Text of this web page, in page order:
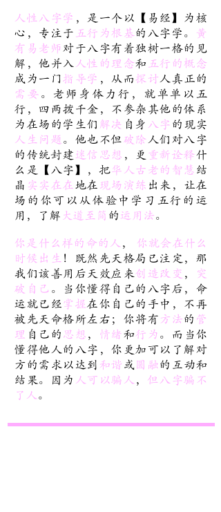
人性八字学 ，是一个以【易经】为核
心，专注于 五行为根基的八字学。 黃
有易老师对于八字有着独树一格的见
解，他并入人性的理念和 五行的概念
成为一门指导学 ，从而探讨人真正的
需要。老师身体力行，就单单以五
行，四两拨千金，不参杂其他的体系
为在场的学生们 解决 自身 八字的现实
人生问题。他也不但破除人们对八字
的传统封建迷信思想 ，更 重新诠释什
么是【八字】，把华人古老的智慧结
晶 实实在在地在现场演练 出来，让在
场的你可以从体验中学习五行的运
用，了解 大道至简 的运用法。
你是什么样的命的人，
你就会在什么
时候出生！既然先天格局已注定，那
我们该善用后天效应来创造改变 ，
突
破自己。当你懂得自己的八字后，命
运就已经掌握在你自己的手中，不再
被先天命格所左右；你将有方法的 管
理 自己的思想， 情绪和行为。而当你
懂得他人的八字，你更加可以了解对
方的需求以达到 和谐或圆融的互动和
结果。因为 人可以骗人， 但八字骗不
了人。